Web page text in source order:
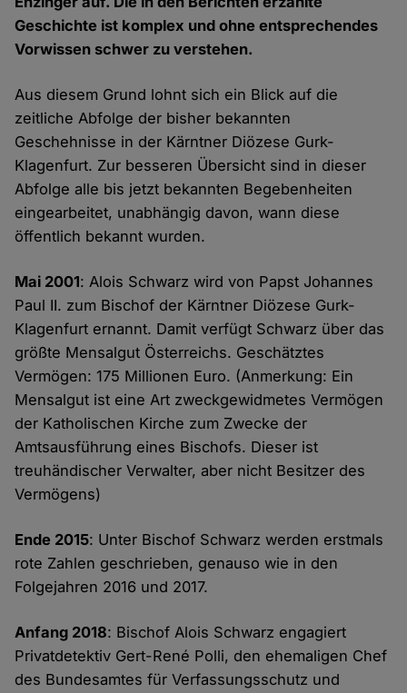
Geschichte ist komplex und ohne entsprechendes
Vorwissen schwer zu verstehen.
Aus diesem Grund lohnt sich ein Blick auf die
zeitliche Abfolge der bisher bekannten
Geschehnisse in der Kärntner Diözese Gurk-
Klagenfurt. Zur besseren Übersicht sind in dieser
Abfolge alle bis jetzt bekannten Begebenheiten
eingearbeitet, unabhängig davon, wann diese
öffentlich bekannt wurden.
Mai 2001: Alois Schwarz wird von Papst Johannes
Paul II. zum Bischof der Kärntner Diözese Gurk-
Klagenfurt ernannt. Damit verfügt Schwarz über das
größte Mensalgut Österreichs. Geschätztes
Vermögen: 175 Millionen Euro. (Anmerkung: Ein
Mensalgut ist eine Art zweckgewidmetes Vermögen
der Katholischen Kirche zum Zwecke der
Amtsausführung eines Bischofs. Dieser ist
treuhändischer Verwalter, aber nicht Besitzer des
Vermögens)
Ende 2015: Unter Bischof Schwarz werden erstmals
rote Zahlen geschrieben, genauso wie in den
Folgejahren 2016 und 2017.
Anfang 2018: Bischof Alois Schwarz engagiert
Privatdetektiv Gert-René Polli, den ehemaligen Chef
des Bundesamtes für Verfassungsschutz und